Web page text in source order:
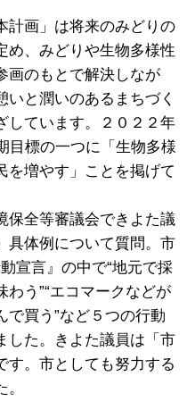
画」は将来のみどりの
め、みどりや生物多様性
画のもとで解決しなが
いと潤いのあるまちづく
しています。２０２２年
目標の一つに「生物多様
を増やす」ことを掲げて
全等審議会できよた議
具体例について質問。市
宣言』の中で“地元で採
う”“エコマークなどが
で買う”など５つの行動
した。きよた議員は「市
す。市としても努力する